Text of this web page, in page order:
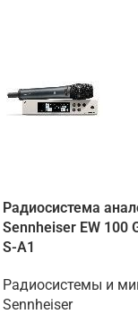
Радиосистема
Sennheiser EW 100
S-A1
Радиосистемы и
Sennheiser